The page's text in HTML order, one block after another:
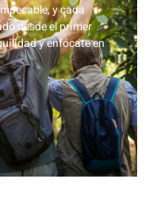
y cada
desde el primer
y enfócate en